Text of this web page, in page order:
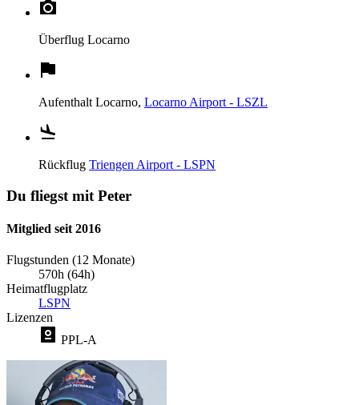
Überflug Locarno
Aufenthalt Locarno, Locarno Airport - LSZL
Rückflug Triengen Airport - LSPN
Du fliegst mit Peter
Mitglied seit 2016
Flugstunden (12 Monate)
570h (64h)
Heimatflugplatz
LSPN
Lizenzen
PPL-A